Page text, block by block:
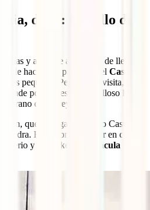
día 3: Castillo de
días y antes de adentrarte de lleno en
hacer una parada en el Castillo
pequeño: Pelesor. La visita, de
por qué este maravilloso lugar
de los reyes.
que alberga el famoso Castillo
Es importante tener en cuenta
y el marketing,
Drácula